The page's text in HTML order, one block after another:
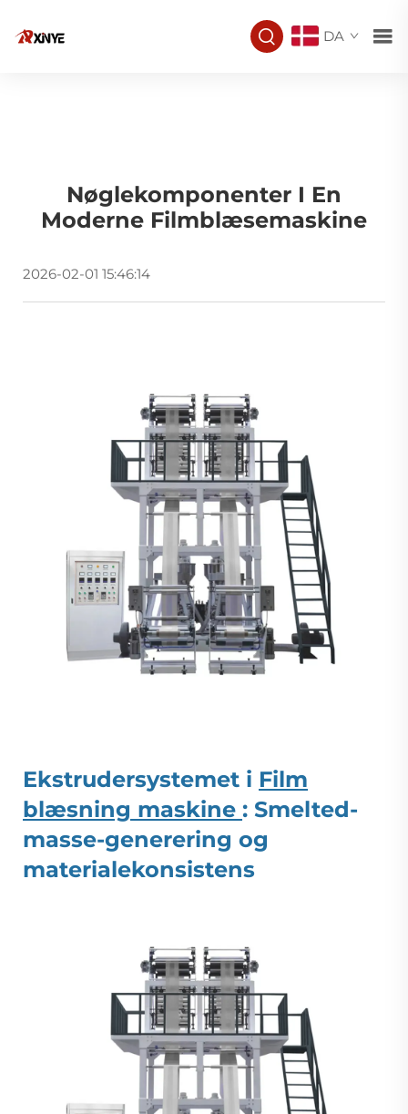
DA
Nøglekomponenter I En
Moderne Filmblæsemaskine
2026-02-01 15:46:14
Ekstrudersystemet i Film
blæsning maskine : Smelted-
masse-generering og
materialekonsistens